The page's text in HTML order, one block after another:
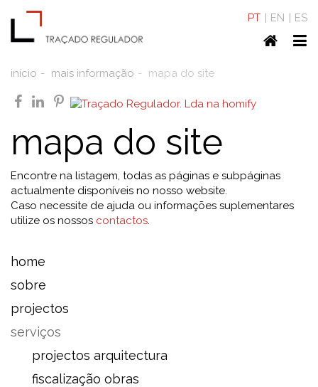
PT EN ES
Home
início mais informação mapa do site
facebook
linkedin
pinterest
mapa do site
Encontre na listagem, todas as páginas e subpáginas
actualmente disponíveis no nosso website.
Caso necessite de ajuda ou informações suplementares
utilize os nossos contactos.
home
sobre
projectos
serviços
projectos arquitectura
fiscalização obras